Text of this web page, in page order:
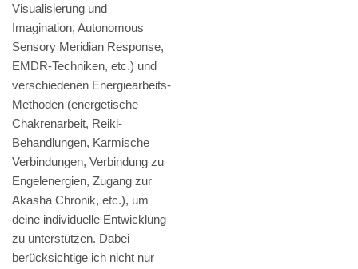
Visualisierung und
Imagination, Autonomous
Sensory Meridian Response,
EMDR-Techniken, etc.) und
verschiedenen Energiearbeits-
Methoden (energetische
Chakrenarbeit, Reiki-
Behandlungen, Karmische
Verbindungen, Verbindung zu
Engelenergien, Zugang zur
Akasha Chronik, etc.), um
deine individuelle Entwicklung
zu unterstützen. Dabei
berücksichtige ich nicht nur